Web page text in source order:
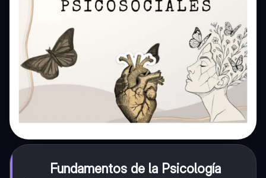
Fundamentos de la Psicología